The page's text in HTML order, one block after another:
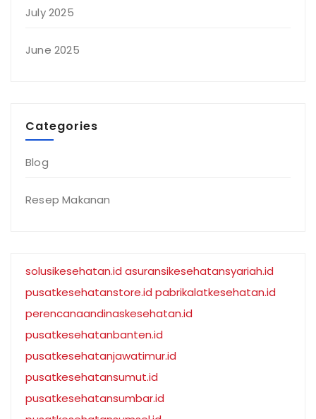
July 2025
June 2025
Categories
Blog
Resep Makanan
solusikesehatan.id asuransikesehatansyariah.id
pusatkesehatanstore.id pabrikalatkesehatan.id
perencanaandinaskesehatan.id
pusatkesehatanbanten.id
pusatkesehatanjawatimur.id
pusatkesehatansumut.id
pusatkesehatansumbar.id